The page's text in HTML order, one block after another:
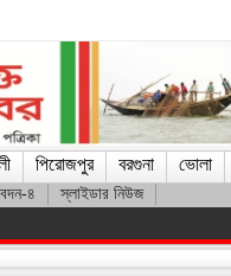
পিরোজপুর বরগুনা ভোলা
৪ স্লাইডার নিউজ
এন্ড নার্সিং হোম’র শুভ উদ্বোধন